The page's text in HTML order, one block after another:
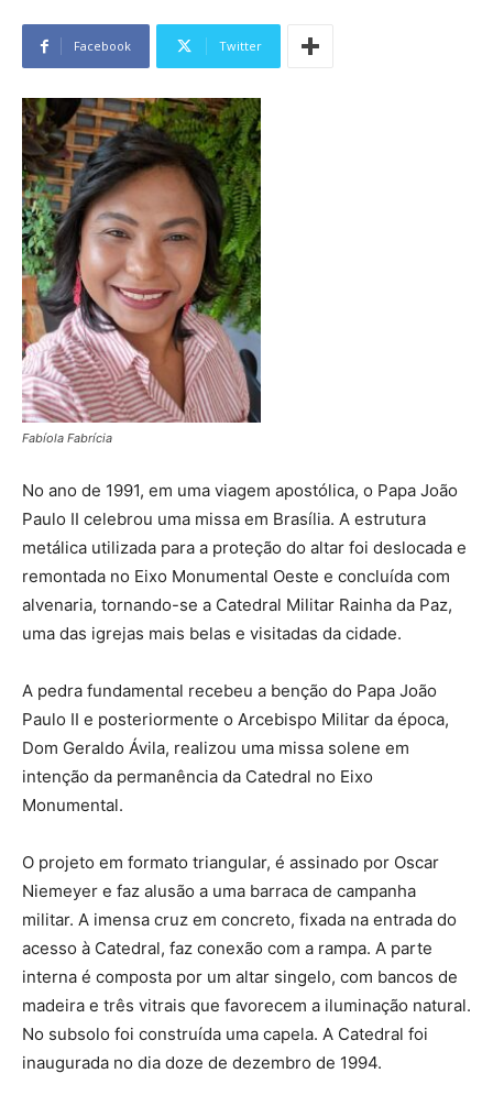
Facebook Twitter
Fabíola Fabrícia
No ano de 1991, em uma viagem apostólica, o Papa João
Paulo II celebrou uma missa em Brasília. A estrutura
metálica utilizada para a proteção do altar foi deslocada e
remontada no Eixo Monumental Oeste e concluída com
alvenaria, tornando-se a Catedral Militar Rainha da Paz,
uma das igrejas mais belas e visitadas da cidade.
A pedra fundamental recebeu a benção do Papa João
Paulo II e posteriormente o Arcebispo Militar da época,
Dom Geraldo Ávila, realizou uma missa solene em
intenção da permanência da Catedral no Eixo
Monumental.
O projeto em formato triangular, é assinado por Oscar
Niemeyer e faz alusão a uma barraca de campanha
militar. A imensa cruz em concreto, fixada na entrada do
acesso à Catedral, faz conexão com a rampa. A parte
interna é composta por um altar singelo, com bancos de
madeira e três vitrais que favorecem a iluminação natural.
No subsolo foi construída uma capela. A Catedral foi
inaugurada no dia doze de dezembro de 1994.